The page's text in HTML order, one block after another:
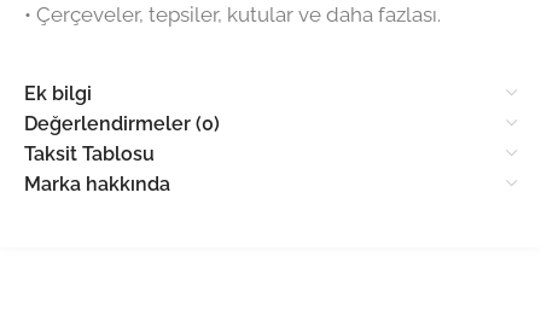
•⁠ ⁠Çerçeveler, tepsiler, kutular ve daha fazlası.
Ek bilgi
Değerlendirmeler (0)
Taksit Tablosu
Marka hakkında